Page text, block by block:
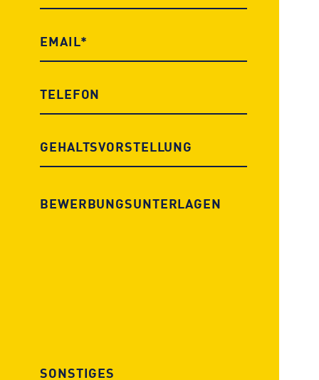
BEWERBUNGS­UNTERLAGEN